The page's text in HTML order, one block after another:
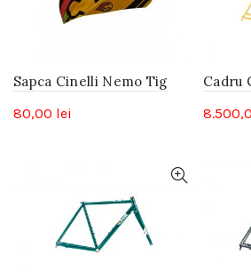
Sapca Cinelli Nemo Tig
80,00 lei
Cadru